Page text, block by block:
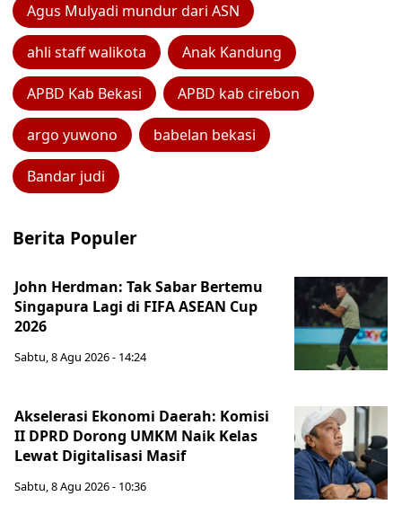
Agus Mulyadi mundur dari ASN
ahli staff walikota Anak Kandung
APBD Kab Bekasi APBD kab cirebon
argo yuwono babelan bekasi
Bandar judi
Berita Populer
John Herdman: Tak Sabar Bertemu
Singapura Lagi di FIFA ASEAN Cup
2026
Sabtu, 8 Agu 2026 - 14:24
Akselerasi Ekonomi Daerah: Komisi
II DPRD Dorong UMKM Naik Kelas
Lewat Digitalisasi Masif
Sabtu, 8 Agu 2026 - 10:36